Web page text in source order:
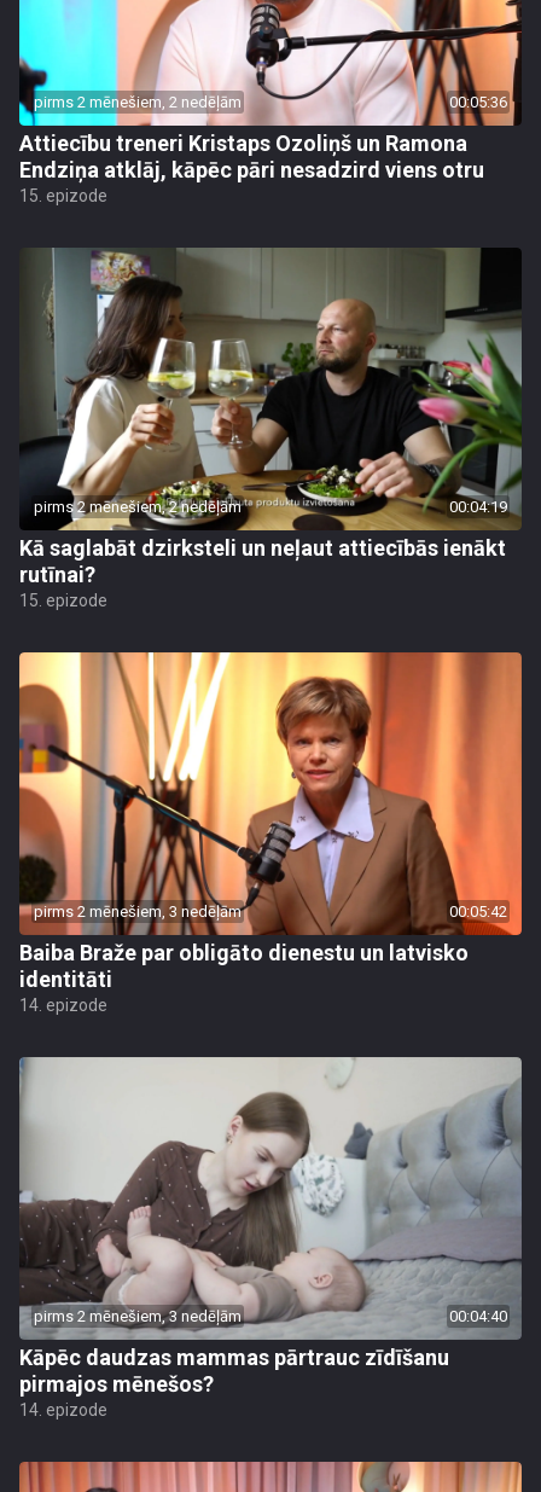
pirms 2 mēnešiem, 2 nedēļām 00:05:36
Attiecību treneri Kristaps Ozoliņš un Ramona
Endziņa atklāj, kāpēc pāri nesadzird viens otru
15. epizode
pirms 2 mēnešiem, 2 nedēļām 00:04:19
Kā saglabāt dzirksteli un neļaut attiecībās ienākt
rutīnai?
15. epizode
pirms 2 mēnešiem, 3 nedēļām 00:05:42
Baiba Braže par obligāto dienestu un latvisko
identitāti
14. epizode
pirms 2 mēnešiem, 3 nedēļām 00:04:40
Kāpēc daudzas mammas pārtrauc zīdīšanu
pirmajos mēnešos?
14. epizode